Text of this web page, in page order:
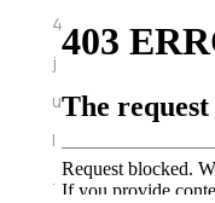
4
j
u
l
.